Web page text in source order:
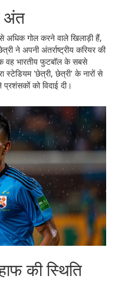
अंत
अधिक गोल करने वाले खिलाड़ी हैं,
ने अपनी अंतर्राष्ट्रीय करियर की
भारतीय फुटबॉल के सबसे
स्टेडियम 'छेत्री, छेत्री' के नारों से
को विदाई दी।
की स्थिति